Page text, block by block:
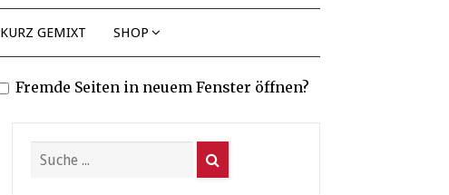
KURZ GEMIXT SHOP
Fremde Seiten in neuem Fenster öffnen?